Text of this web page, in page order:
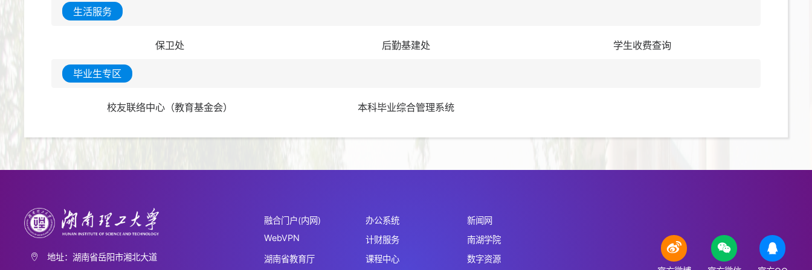
生活服务
保卫处 后勤基建处 学生收费查询
毕业生专区
校友联络中心（教育基金会） 本科毕业综合管理系统
地址：湖南省岳阳市湘北大道
融合门户(内网) 办公系统
新闻网
WebVPN
计财服务
南湖学院
湖南省教育厅
课程中心
数字资源